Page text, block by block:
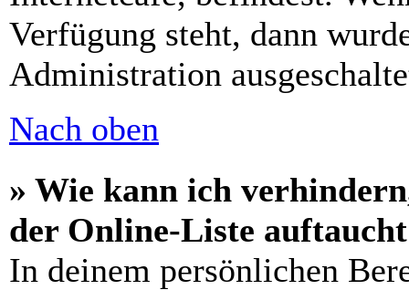
Verfügung steht, dann
Administration
Nach oben
» Wie kann ich
der Online-Liste
In deinem persönlichen